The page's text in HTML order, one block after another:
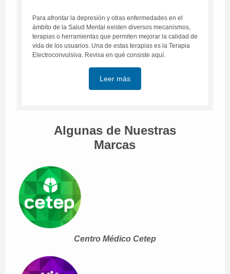
Para afrontar la depresión y otras enfermedades en el
ámbito de la Salud Mental existen diversos mecanismos,
terapias o herramientas que permiten mejorar la calidad de
vida de los usuarios. Una de estas terapias es la Terapia
Electroconvulsiva. Revisa en qué consiste aquí.
Leer más
Algunas de Nuestras
Marcas
Centro Médico Cetep